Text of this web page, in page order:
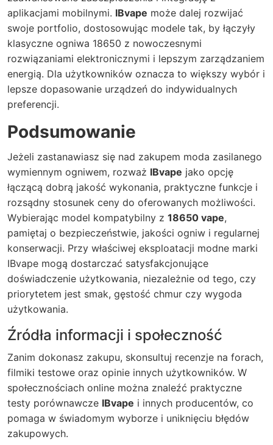
aplikacjami mobilnymi. IBvape może dalej rozwijać
swoje portfolio, dostosowując modele tak, by łączyły
klasyczne ogniwa 18650 z nowoczesnymi
rozwiązaniami elektronicznymi i lepszym zarządzaniem
energią. Dla użytkowników oznacza to większy wybór i
lepsze dopasowanie urządzeń do indywidualnych
preferencji.
Podsumowanie
Jeżeli zastanawiasz się nad zakupem moda zasilanego
wymiennym ogniwem, rozważ IBvape jako opcję
łączącą dobrą jakość wykonania, praktyczne funkcje i
rozsądny stosunek ceny do oferowanych możliwości.
Wybierając model kompatybilny z 18650 vape,
pamiętaj o bezpieczeństwie, jakości ogniw i regularnej
konserwacji. Przy właściwej eksploatacji modne marki
IBvape mogą dostarczać satysfakcjonujące
doświadczenie użytkowania, niezależnie od tego, czy
priorytetem jest smak, gęstość chmur czy wygoda
użytkowania.
Źródła informacji i społeczność
Zanim dokonasz zakupu, skonsultuj recenzje na forach,
filmiki testowe oraz opinie innych użytkowników. W
społecznościach online można znaleźć praktyczne
testy porównawcze IBvape i innych producentów, co
pomaga w świadomym wyborze i uniknięciu błędów
zakupowych.